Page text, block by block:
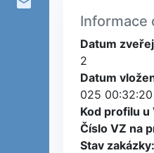
Informace
Datum
2
Datum
025 00:32:20
Kod profilu u
Číslo VZ na
Stav zakázky: